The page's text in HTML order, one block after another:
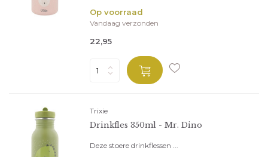
Op voorraad
Vandaag verzonden
22,95
Trixie
Drinkfles 350ml - Mr. Dino
Deze stoere drinkflessen ...